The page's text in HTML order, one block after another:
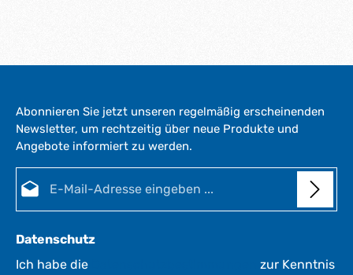
Abonnieren Sie jetzt unseren regelmäßig erscheinenden
Newsletter, um rechtzeitig über neue Produkte und
Angebote informiert zu werden.
Datenschutz
Ich habe die
zur Kenntnis